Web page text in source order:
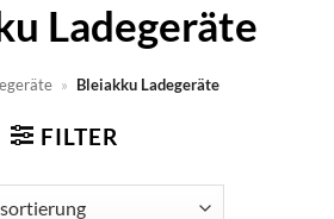
Ladegeräte
» Bleiakku Ladegeräte
FILTER